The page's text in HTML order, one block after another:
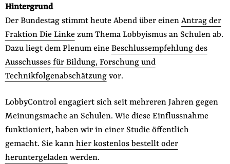
Hintergrund
Der Bundestag stimmt heute Abend über einen Antrag der
Fraktion Die Linkezum Thema Lobbyismus an Schulen ab.
Dazu liegt dem Plenum eine Beschlussempfehlung des
Ausschusses für Bildung, Forschung und
Technikfolgenabschätzungvor.
LobbyControl engagiert sich seit mehreren Jahren gegen
Meinungsmache an Schulen. Wie diese Einflussnahme
funktioniert, haben wir in einer Studie öffentlich
gemacht. Sie kann hier kostenlos bestellt oder
heruntergeladenwerden.